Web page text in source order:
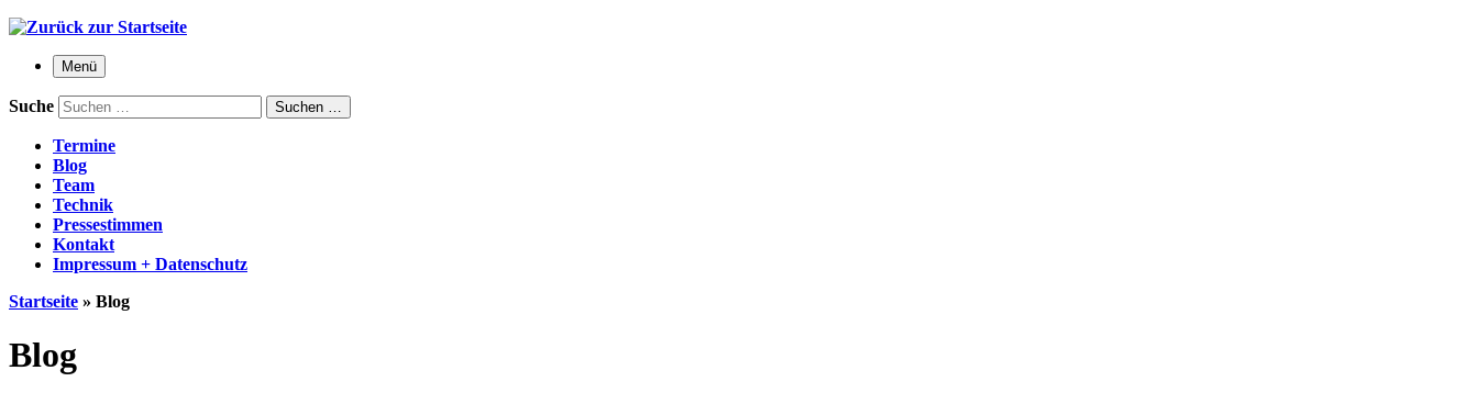
Menü
Suche Suchen …
Termine
Blog
Team
Technik
Pressestimmen
Kontakt
Impressum + Datenschutz
Startseite » Blog
Blog